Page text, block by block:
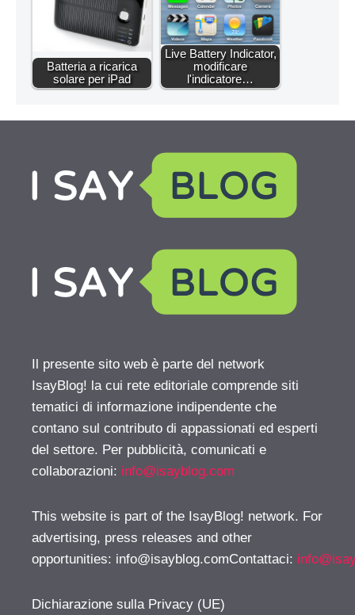
Batteria a ricarica
solare per iPad
Live Battery Indicator,
modificare
l'indicatore…
Il presente sito web è parte del network
IsayBlog! la cui rete editoriale comprende siti
tematici di informazione indipendente che
contano sul contributo di appassionati ed esperti
del settore. Per pubblicità, comunicati e
collaborazioni: info@isayblog.com
This website is part of the IsayBlog! network. For
advertising, press releases and other
opportunities: info@isayblog.comContattaci:
Dichiarazione sulla Privacy (UE)